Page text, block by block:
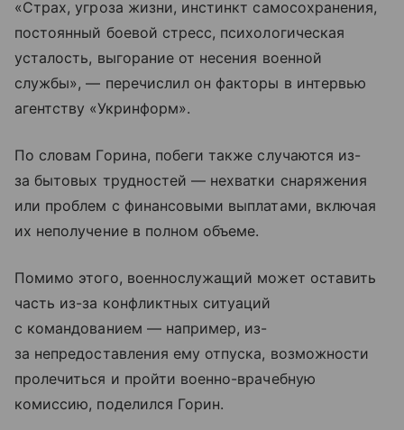
«Страх, угроза жизни, инстинкт самосохранения,
постоянный боевой стресс, психологическая
усталость, выгорание от несения военной
службы», — перечислил он факторы в интервью
агентству «Укринформ».
По словам Горина, побеги также случаются из-
за бытовых трудностей — нехватки снаряжения
или проблем с финансовыми выплатами, включая
их неполучение в полном объеме.
Помимо этого, военнослужащий может оставить
часть из-за конфликтных ситуаций
с командованием — например, из-
за непредоставления ему отпуска, возможности
пролечиться и пройти военно-врачебную
комиссию, поделился Горин.